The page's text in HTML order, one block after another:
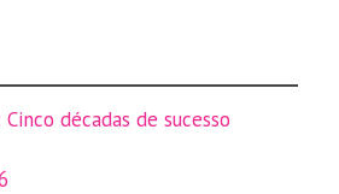
Cinco décadas de sucesso